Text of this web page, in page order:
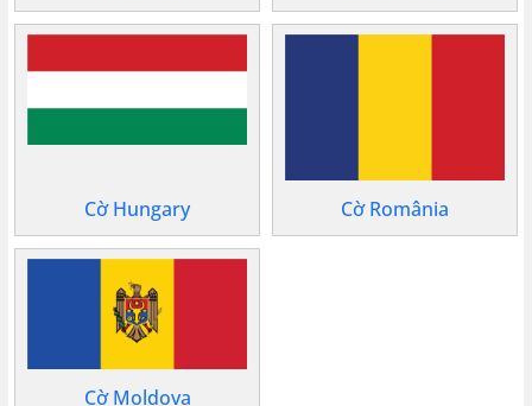
Cờ Hungary Cờ România
Cờ Moldova